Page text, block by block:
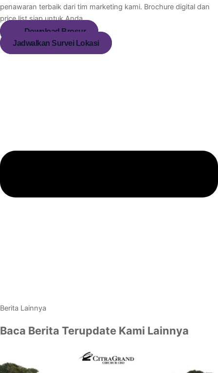
penawaran terbaik dari tim marketing kami. Brochure digital dan
price list siap untuk Anda.
Download Brosur
Jadwalkan Survei Lokasi
Berita Lainnya
Baca Berita Terupdate Kami Lainnya